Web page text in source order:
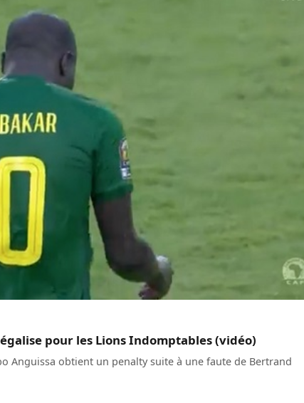
pour les Lions Indomptables (vidéo)
Anguissa obtient un penalty suite à une faute de Bertrand